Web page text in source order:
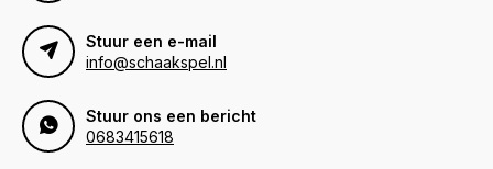
Stuur een e-mail
info@schaakspel.nl
Stuur ons een bericht
0683415618